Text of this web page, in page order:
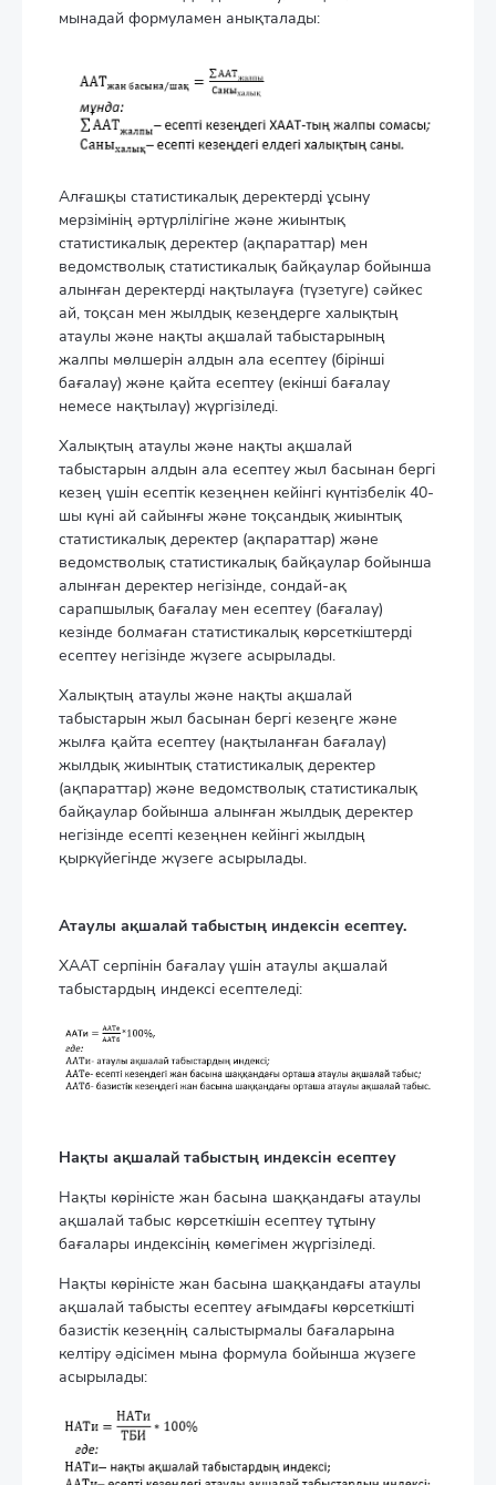
мынадай формуламен анықталады:
Алғашқы статистикалық деректерді ұсыну
мерзімінің әртүрлілігіне және жиынтық
статистикалық деректер (ақпараттар) мен
ведомстволық статистикалық байқаулар бойынша
алынған деректерді нақтылауға (түзетуге) сәйкес
ай, тоқсан мен жылдық кезеңдерге халықтың
атаулы және нақты ақшалай табыстарының
жалпы мөлшерін алдын ала есептеу (бірінші
бағалау) және қайта есептеу (екінші бағалау
немесе нақтылау) жүргізіледі.
Халықтың атаулы және нақты ақшалай
табыстарын алдын ала есептеу жыл басынан бергі
кезең үшін есептік кезеңнен кейінгі күнтізбелік 40-
шы күні ай сайынғы және тоқсандық жиынтық
статистикалық деректер (ақпараттар) және
ведомстволық статистикалық байқаулар бойынша
алынған деректер негізінде, сондай-ақ
сарапшылық бағалау мен есептеу (бағалау)
кезінде болмаған статистикалық көрсеткіштерді
есептеу негізінде жүзеге асырылады.
Халықтың атаулы және нақты ақшалай
табыстарын жыл басынан бергі кезеңге және
жылға қайта есептеу (нақтыланған бағалау)
жылдық жиынтық статистикалық деректер
(ақпараттар) және ведомстволық статистикалық
байқаулар бойынша алынған жылдық деректер
негізінде есепті кезеңнен кейінгі жылдың
қыркүйегінде жүзеге асырылады.
Атаулы ақшалай табыстың индексін есептеу.
ХААТ серпінін бағалау үшін атаулы ақшалай
табыстардың индексі есептеледі:
Нақты ақшалай табыстың индексін есептеу
Нақты көріністе жан басына шаққандағы атаулы
ақшалай табыс көрсеткішін есептеу тұтыну
бағалары индексінің көмегімен жүргізіледі.
Нақты көріністе жан басына шаққандағы атаулы
ақшалай табысты есептеу ағымдағы көрсеткішті
базистік кезеңнің салыстырмалы бағаларына
келтіру әдісімен мына формула бойынша жүзеге
асырылады: